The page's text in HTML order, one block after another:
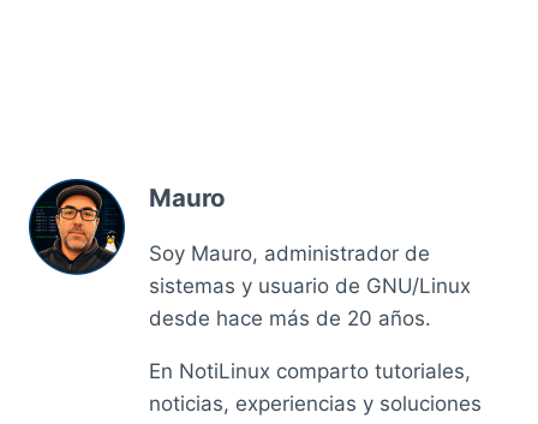
Mauro
Soy Mauro, administrador de
sistemas y usuario de GNU/Linux
desde hace más de 20 años.
En NotiLinux comparto tutoriales,
noticias, experiencias y soluciones